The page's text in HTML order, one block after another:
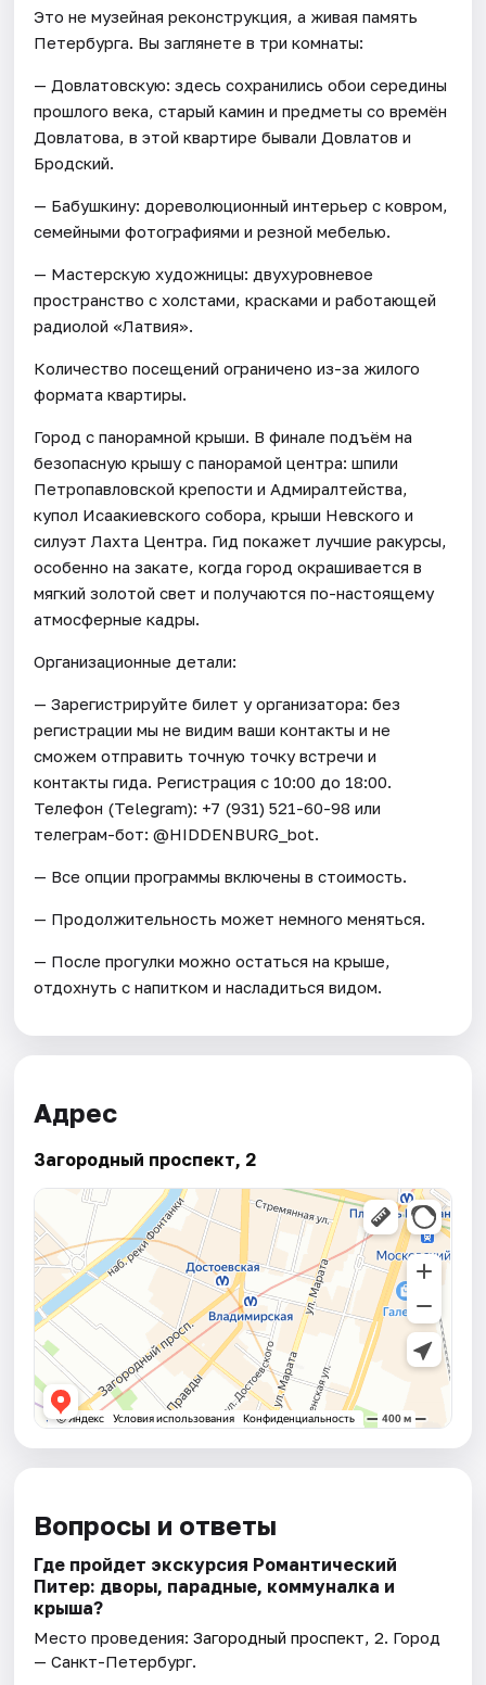
Это не музейная реконструкция, а живая память
Петербурга. Вы заглянете в три комнаты:
— Довлатовскую: здесь сохранились обои середины
прошлого века, старый камин и предметы со времён
Довлатова, в этой квартире бывали Довлатов и
Бродский.
— Бабушкину: дореволюционный интерьер с ковром,
семейными фотографиями и резной мебелью.
— Мастерскую художницы: двухуровневое
пространство с холстами, красками и работающей
радиолой «Латвия».
Количество посещений ограничено из-за жилого
формата квартиры.
Город с панорамной крыши. В финале подъём на
безопасную крышу с панорамой центра: шпили
Петропавловской крепости и Адмиралтейства,
купол Исаакиевского собора, крыши Невского и
силуэт Лахта Центра. Гид покажет лучшие ракурсы,
особенно на закате, когда город окрашивается в
мягкий золотой свет и получаются по-настоящему
атмосферные кадры.
Организационные детали:
— Зарегистрируйте билет у организатора: без
регистрации мы не видим ваши контакты и не
сможем отправить точную точку встречи и
контакты гида. Регистрация с 10:00 до 18:00.
Телефон (Telegram): +7 (931) 521-60-98 или
телеграм-бот: @HIDDENBURG_bot.
— Все опции программы включены в стоимость.
— Продолжительность может немного меняться.
— После прогулки можно остаться на крыше,
отдохнуть с напитком и насладиться видом.
Адрес
Загородный проспект, 2
Вопросы и ответы
Где пройдет экскурсия Романтический
Питер: дворы, парадные, коммуналка и
крыша?
Место проведения:Загородный проспект, 2. Город
— Санкт-Петербург.